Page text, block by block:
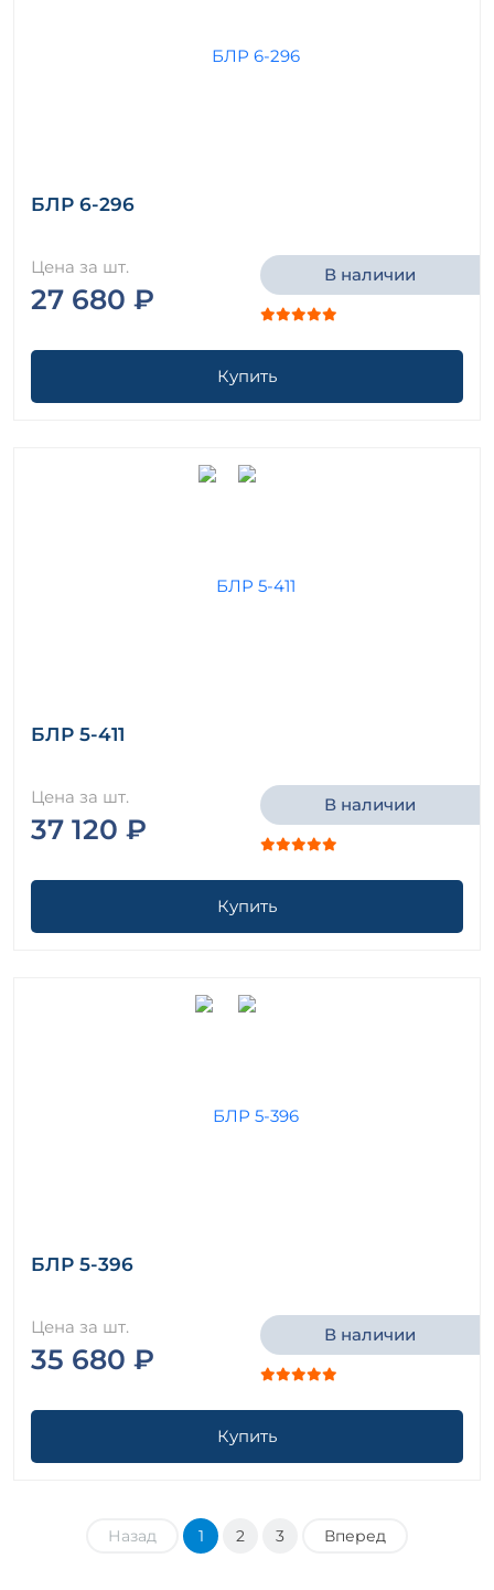
БЛР 6-296
Цена за шт.
27 680 ₽
В наличии
Купить
БЛР 5-411
Цена за шт.
37 120 ₽
В наличии
Купить
БЛР 5-396
Цена за шт.
35 680 ₽
В наличии
Купить
Назад 1 2 3 Вперед